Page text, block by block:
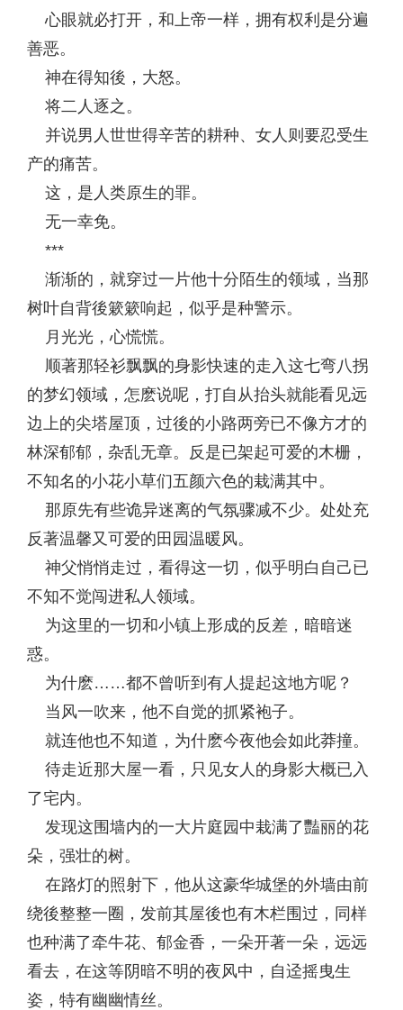
心眼就必打开，和上帝一样，拥有权利是分遍
善恶。
神在得知後，大怒。
将二人逐之。
并说男人世世得辛苦的耕种、女人则要忍受生
产的痛苦。
这，是人类原生的罪。
无一幸免。
***
渐渐的，就穿过一片他十分陌生的领域，当那
树叶自背後簌簌响起，似乎是种警示。
月光光，心慌慌。
顺著那轻衫飘飘的身影快速的走入这七弯八拐
的梦幻领域，怎麽说呢，打自从抬头就能看见远
边上的尖塔屋顶，过後的小路两旁已不像方才的
林深郁郁，杂乱无章。反是已架起可爱的木栅，
不知名的小花小草们五颜六色的栽满其中。
那原先有些诡异迷离的气氛骤减不少。处处充
反著温馨又可爱的田园温暖风。
神父悄悄走过，看得这一切，似乎明白自己已
不知不觉闯进私人领域。
为这里的一切和小镇上形成的反差，暗暗迷
惑。
为什麽……都不曾听到有人提起这地方呢？
当风一吹来，他不自觉的抓紧袍子。
就连他也不知道，为什麽今夜他会如此莽撞。
待走近那大屋一看，只见女人的身影大概已入
了宅内。
发现这围墙内的一大片庭园中栽满了豔丽的花
朵，强壮的树。
在路灯的照射下，他从这豪华城堡的外墙由前
绕後整整一圈，发前其屋後也有木栏围过，同样
也种满了牵牛花、郁金香，一朵开著一朵，远远
看去，在这等阴暗不明的夜风中，自迳摇曳生
姿，特有幽幽情丝。